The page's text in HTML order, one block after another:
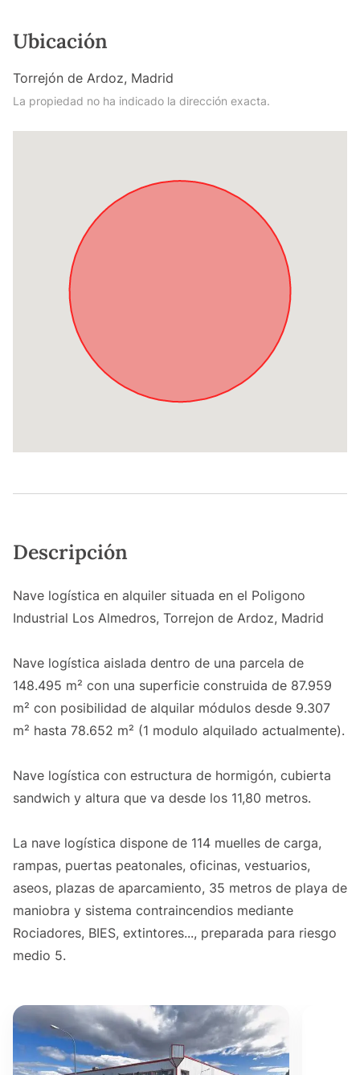
Ubicación
Torrejón de Ardoz, Madrid
La propiedad no ha indicado la dirección exacta.
Descripción
Nave logística en alquiler situada en el Poligono
Industrial Los Almedros, Torrejon de Ardoz, Madrid
Nave logística aislada dentro de una parcela de
148.495 m² con una superficie construida de 87.959
m² con posibilidad de alquilar módulos desde 9.307
m² hasta 78.652 m² (1 modulo alquilado actualmente).
Nave logística con estructura de hormigón, cubierta
sandwich y altura que va desde los 11,80 metros.
La nave logística dispone de 114 muelles de carga,
rampas, puertas peatonales, oficinas, vestuarios,
aseos, plazas de aparcamiento, 35 metros de playa de
maniobra y sistema contraincendios mediante
Rociadores, BIES, extintores..., preparada para riesgo
medio 5.